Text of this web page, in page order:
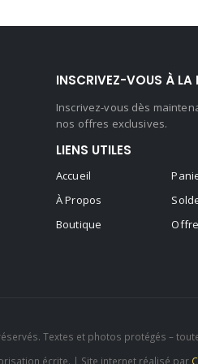
:
INSCRIVEZ-VOUS À LA
Inscrivez-vous dès
nos offres exclusives.
LIENS UTILES
Accueil
À Propos
Boutique
Textes et photos protégés –
écrite. | Site internet réalisé par